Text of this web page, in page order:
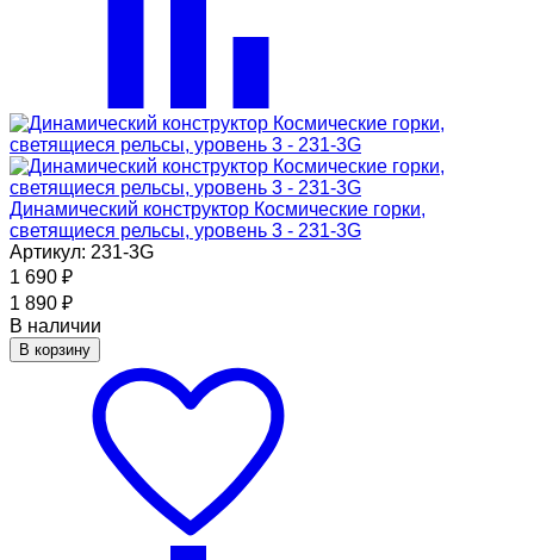
Динамический конструктор Космические горки,
светящиеся рельсы, уровень 3 - 231-3G
Артикул: 231-3G
1 690 ₽
1 890 ₽
В наличии
В корзину